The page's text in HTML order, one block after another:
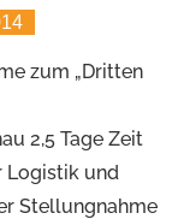
zum „Dritten
2,5 Tage Zeit
Logistik und
Stellungnahme